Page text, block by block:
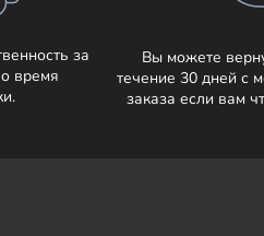
за
время
Вы можете
течение 30 дней с
заказа если вам